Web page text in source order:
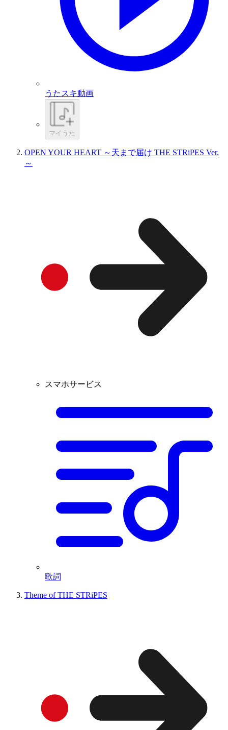
うたスキ動画
マイうた
OPEN YOUR HEART ～天まで届け THE STRiPES Ver.
～
スマホサービス
歌詞
Theme of THE STRiPES